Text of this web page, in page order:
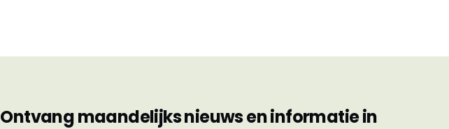
Ontvang maandelijks nieuws en informatie in